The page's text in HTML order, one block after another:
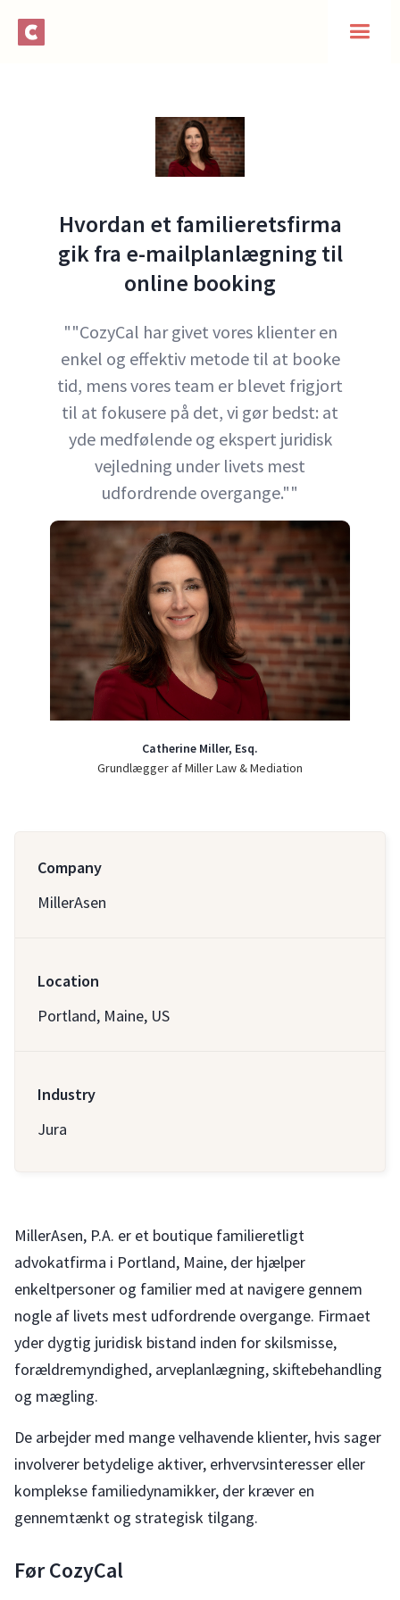
Hvordan et familieretsfirma
gik fra e-mailplanlægning til
online booking
""CozyCal har givet vores klienter en
enkel og effektiv metode til at booke
tid, mens vores team er blevet frigjort
til at fokusere på det, vi gør bedst: at
yde medfølende og ekspert juridisk
vejledning under livets mest
udfordrende overgange.""
Catherine Miller, Esq.
Grundlægger af Miller Law & Mediation
Company
MillerAsen
Location
Portland, Maine, US
Industry
Jura
MillerAsen, P.A. er et boutique familieretligt
advokatfirma i Portland, Maine, der hjælper
enkeltpersoner og familier med at navigere gennem
nogle af livets mest udfordrende overgange. Firmaet
yder dygtig juridisk bistand inden for skilsmisse,
forældremyndighed, arveplanlægning, skiftebehandling
og mægling.
De arbejder med mange velhavende klienter, hvis sager
involverer betydelige aktiver, erhvervsinteresser eller
komplekse familiedynamikker, der kræver en
gennemtænkt og strategisk tilgang.
Før CozyCal